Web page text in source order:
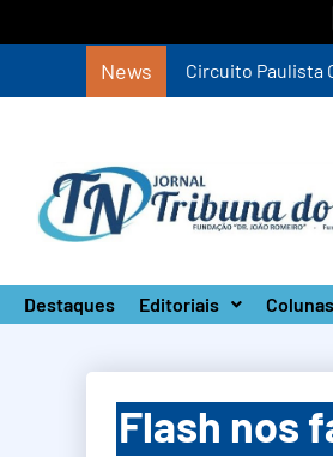
News Circuito Paulista
Destaques Editoriais Colunas
Flash nos